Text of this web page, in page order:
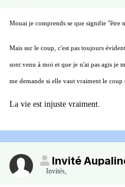
Mouai je comprends se que signifie "être
Mais sur le coup, c'est pas toujours
sont venu à moi et que je n'ai pas agis je
me demande si elle vaut vraiment le coup
La vie est injuste vraiment.
Invité
Invités,